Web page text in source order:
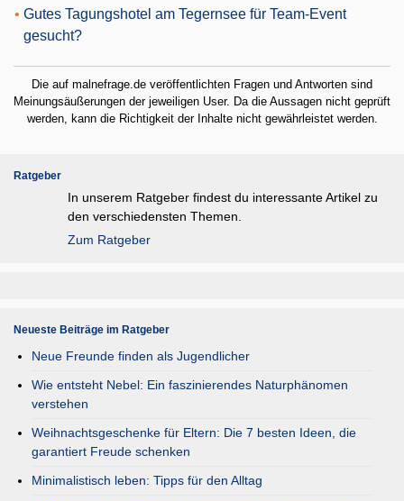
• Gutes Tagungshotel am Tegernsee für Team-Event
gesucht?
Die auf malnefrage.de veröffentlichten Fragen und Antworten sind
Meinungsäußerungen der jeweiligen User. Da die Aussagen nicht geprüft
werden, kann die Richtigkeit der Inhalte nicht gewährleistet werden.
Ratgeber
In unserem Ratgeber findest du interessante Artikel zu
den verschiedensten Themen.
Zum Ratgeber
Neueste Beiträge im Ratgeber
Neue Freunde finden als Jugendlicher
Wie entsteht Nebel: Ein faszinierendes Naturphänomen
verstehen
Weihnachtsgeschenke für Eltern: Die 7 besten Ideen, die
garantiert Freude schenken
Minimalistisch leben: Tipps für den Alltag